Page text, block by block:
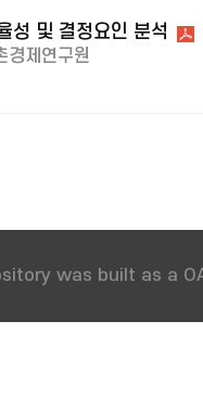
성 및 결정요인 분석
경제연구원
was built as a